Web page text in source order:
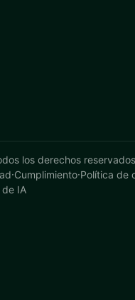
los derechos
·Cumplimiento·Política de
de IA